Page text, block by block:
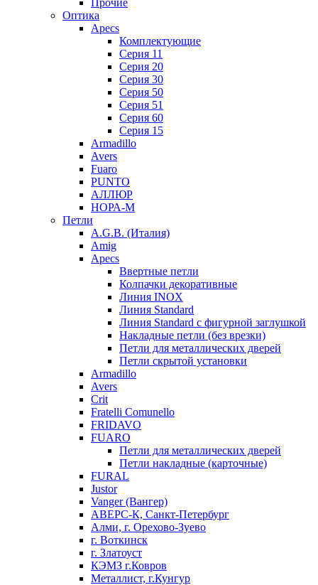
Прочие
Оптика
Apecs
Комплектующие
Серия 11
Серия 20
Серия 30
Серия 50
Серия 51
Серия 60
Серия 15
Armadillo
Avers
Fuaro
PUNTO
АЛЛЮР
НОРА-М
Петли
A.G.B. (Италия)
Amig
Apecs
Ввертные петли
Колпачки декоративные
Линия INOX
Линия Standard
Линия Standard с фигурной заглушкой
Накладные петли (без врезки)
Петли для металлических дверей
Петли скрытой установки
Armadillo
Avers
Crit
Fratelli Comunello
FRIDAVO
FUARO
Петли для металлических дверей
Петли накладные (карточные)
FURAL
Justor
Vanger (Вангер)
АВЕРС-К, Санкт-Петербург
Алми, г. Орехово-Зуево
г. Воткинск
г. Златоуст
КЭМЗ г.Ковров
Металлист, г.Кунгур